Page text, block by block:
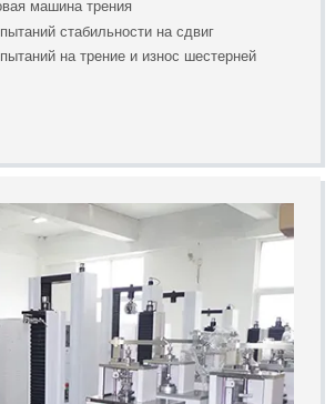
машина трения
стабильности на сдвиг
на трение и износ шестерней